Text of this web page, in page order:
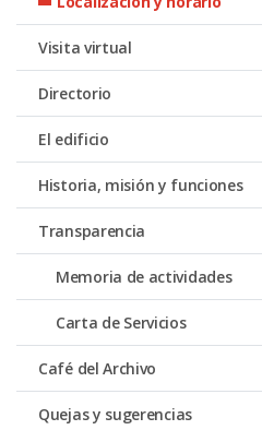
Visita virtual
Directorio
El edificio
Historia, misión y funciones
Transparencia
Memoria de actividades
Carta de Servicios
Café del Archivo
Quejas y sugerencias